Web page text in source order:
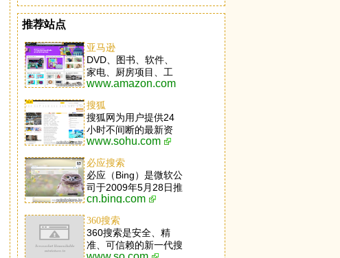
推荐站点
亚马逊
DVD、图书、软件、
家电、厨房项目、工
具、草坪和庭院项目、
品、鲜美食品、首饰、
手表、健康和个人关心
项目、美容品、乐器等
等应有尽有。
www.amazon.com
搜狐
搜狐网为用户提供24
小时不间断的最新资
讯，及搜索、邮件等网
热点事件、突发新闻、
时事评论、热播影视
剧、体育赛事、行业动
态、生活服务信息，以
及论坛、博客、微博、
我的搜狐等互动空间。
www.sohu.com
必应搜索
必应（Bing）是微软公
司于2009年5月28日推
出的全新搜索引擎服
特功能，包括每日首页
美图，与Windows 8.1
深度融合的超级搜索功
cn.bing.com
360搜索
360搜索是安全、精
准、可信赖的新一代搜